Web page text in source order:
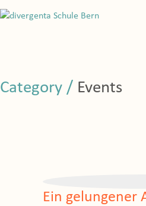
Category / Events
Ein gelungener